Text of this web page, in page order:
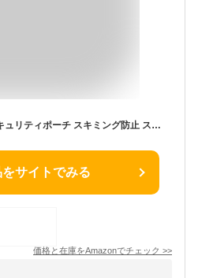
パスポートケース 首下げ セキュリティポーチ スキミング防止 スマホポーチ ナイロン 防水 軽量 3way メンズ レディース (グレイ)
サイトでみる
価格と在庫をAmazonでチェック >>